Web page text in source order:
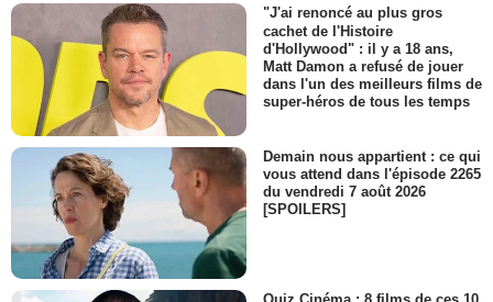
"J'ai renoncé au plus gros
cachet de l'Histoire
d'Hollywood" : il y a 18 ans,
Matt Damon a refusé de jouer
dans l'un des meilleurs films de
super-héros de tous les temps
Demain nous appartient : ce qui
vous attend dans l'épisode 2265
du vendredi 7 août 2026
[SPOILERS]